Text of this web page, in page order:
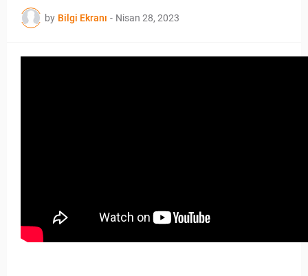
by Bilgi Ekranı - Nisan 28, 2023